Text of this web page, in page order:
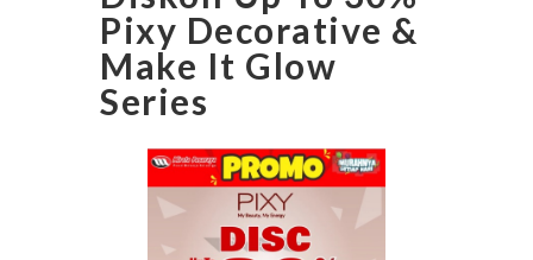
Pixy Decorative &
Make It Glow
Series